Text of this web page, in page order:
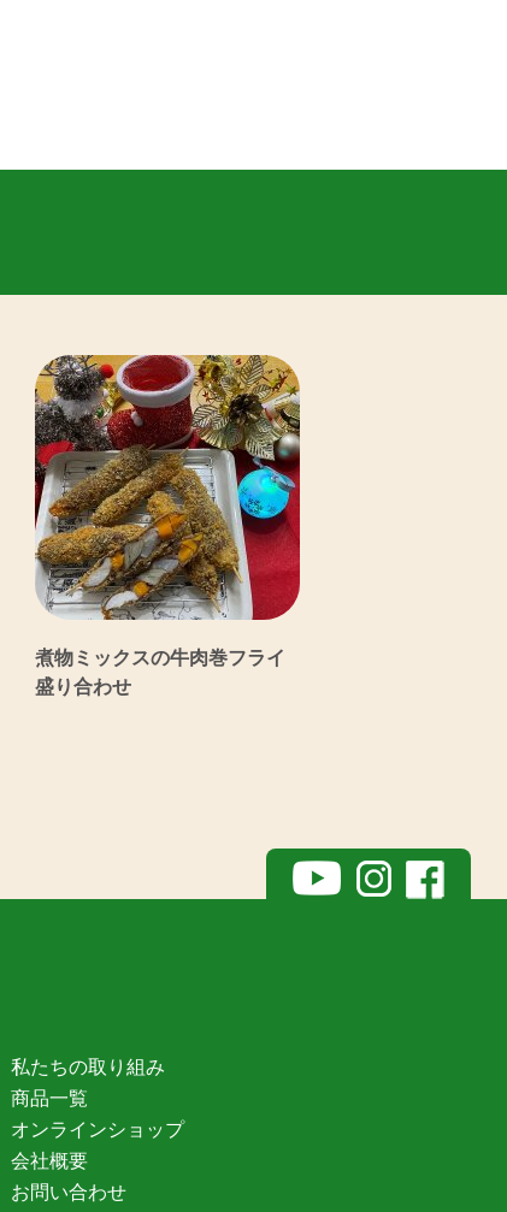
煮物ミックスの牛肉巻フライ
盛り合わせ
私たちの取り組み
商品一覧
オンラインショップ
会社概要
お問い合わせ